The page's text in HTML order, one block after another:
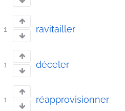
1 ravitailler
1 déceler
1 réapprovisionner